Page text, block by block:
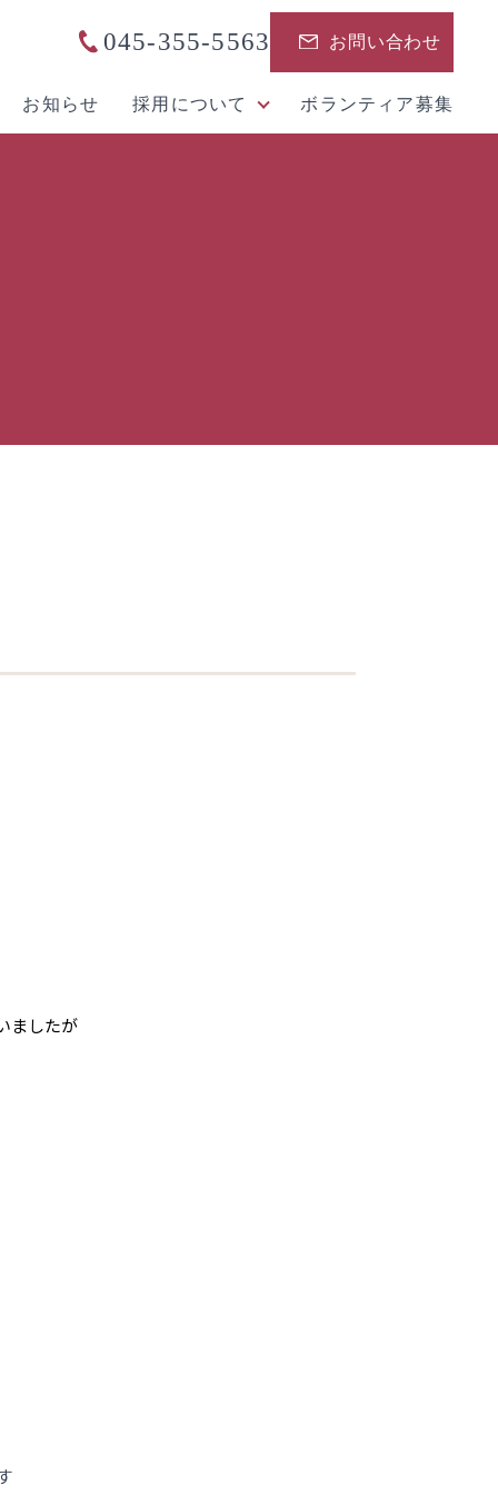
045-355-5563 お問い合わせ
お知らせ 採用について ボランティア募集
ましたが